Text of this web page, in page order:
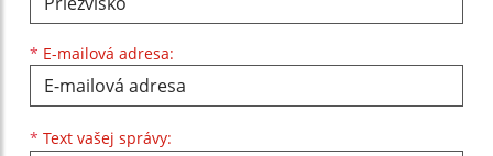
* E-mailová adresa:
* Text vašej správy: